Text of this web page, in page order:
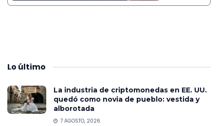
Lo último
La industria de criptomonedas en EE. UU.
quedó como novia de pueblo: vestida y
alborotada
7 AGOSTO, 2026